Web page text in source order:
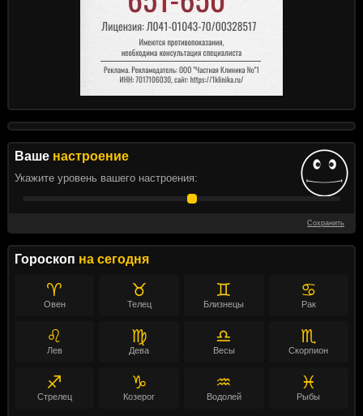
Ваше настроение
Укажите уровень вашего настроения:
Сохранить
Гороскоп на сегодня
♈
Овен
♉
Телец
♊
Близнецы
♋
Рак
♌
Лев
♍
Дева
♎
Весы
♏
Скорпион
♐
Стрелец
♑
Козерог
♒
Водолей
♓
Рыбы